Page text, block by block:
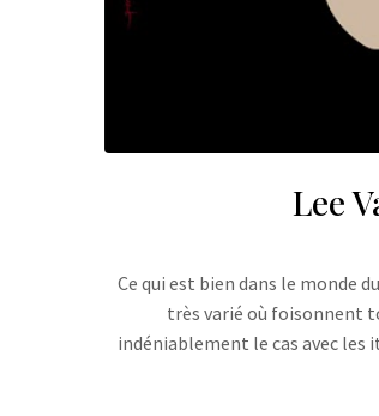
Lee
Ce qui est bien dans le monde
très varié où foisonnent
indéniablement le cas avec les